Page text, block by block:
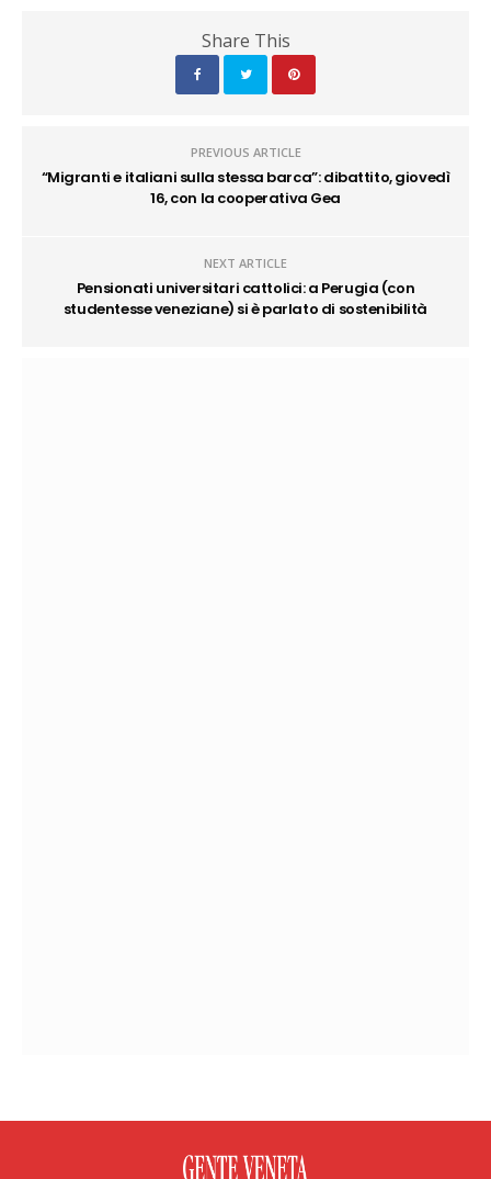
Share This
PREVIOUS ARTICLE
“Migranti e italiani sulla stessa barca”: dibattito, giovedì
16, con la cooperativa Gea
NEXT ARTICLE
Pensionati universitari cattolici: a Perugia (con
studentesse veneziane) si è parlato di sostenibilità